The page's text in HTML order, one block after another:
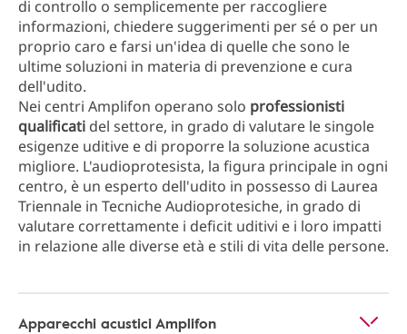
di controllo o semplicemente per raccogliere
informazioni, chiedere suggerimenti per sé o per un
proprio caro e farsi un'idea di quelle che sono le
ultime soluzioni in materia di prevenzione e cura
dell'udito.
Nei centri Amplifon operano solo professionisti
qualificati del settore, in grado di valutare le singole
esigenze uditive e di proporre la soluzione acustica
migliore. L'audioprotesista, la figura principale in ogni
centro, è un esperto dell'udito in possesso di Laurea
Triennale in Tecniche Audioprotesiche, in grado di
valutare correttamente i deficit uditivi e i loro impatti
in relazione alle diverse età e stili di vita delle persone.
Apparecchi acustici Amplifon